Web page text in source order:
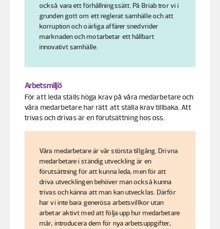
också vara ett förhållningssätt. På Briab tror vi i
grunden gott om ett reglerat samhälle och att
korruption och oärliga affärer snedvrider
marknaden och motarbetar ett hållbart
innovativt samhälle.
Arbetsmiljö
För att leda ställs höga krav på våra medarbetare och
våra medarbetare har rätt att ställa krav tillbaka. Att
trivas och drivas är en förutsättning hos oss.
Våra medarbetare är vår största tillgång. Drivna
medarbetare i ständig utveckling är en
förutsättning för att kunna leda, men för att
driva utvecklingen behöver man också kunna
trivas och känna att man kan utvecklas. Därför
har vi inte bara generösa arbetsvillkor utan
arbetar aktivt med att följa upp hur medarbetare
mår, introducera dem för nya arbetsuppgifter,